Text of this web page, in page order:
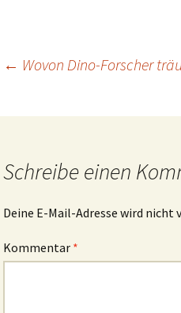
← Wovon Dino-Forscher
Schreibe einen
Deine E-Mail-Adresse wird
Kommentar *